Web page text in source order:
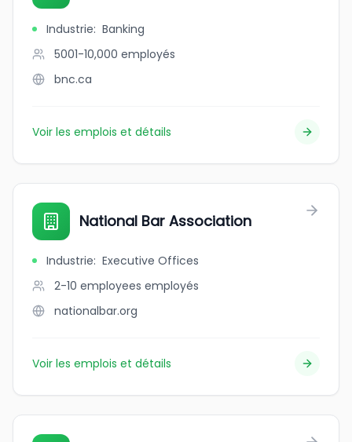
Industrie: Banking
5001-10,000 employés
bnc.ca
Voir les emplois et détails
National Bar Association
Industrie: Executive Offices
2-10 employees employés
nationalbar.org
Voir les emplois et détails